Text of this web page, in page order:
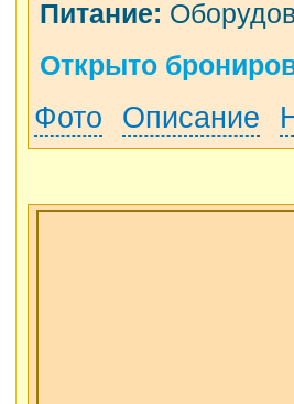
Питание:
Открыто
Фото Описание